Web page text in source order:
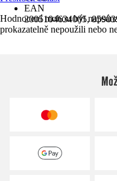
EAN
2005104634005,
Hodnocení mohou být
prokazatelně nepoužili nebo